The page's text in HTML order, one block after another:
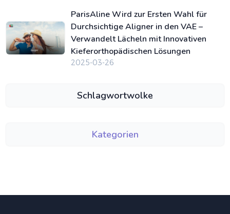
ParisAline Wird zur Ersten Wahl für
Durchsichtige Aligner in den VAE –
Verwandelt Lächeln mit Innovativen
Kieferorthopädischen Lösungen
2025-03-26
Schlagwortwolke
Kategorien